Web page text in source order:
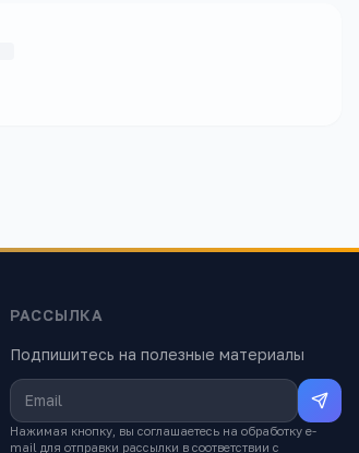
РАССЫЛКА
Подпишитесь на полезные материалы
Нажимая кнопку, вы соглашаетесь на обработку e-
mail для отправки рассылки в соответствии с